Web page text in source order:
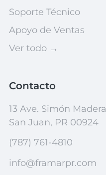
Soporte Técnico
Apoyo de Ventas
Ver todo →
Contacto
13 Ave. Simón Madera
San Juan, PR 00924
(787) 761-4810
info@framarpr.com